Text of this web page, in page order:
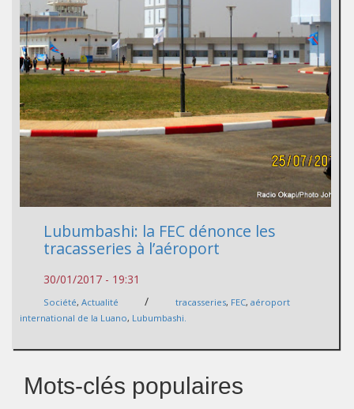
Lubumbashi: la FEC dénonce les
tracasseries à l’aéroport
30/01/2017 - 19:31
Société, Actualité / tracasseries, FEC, aéroport
international de la Luano, Lubumbashi.
Mots-clés populaires